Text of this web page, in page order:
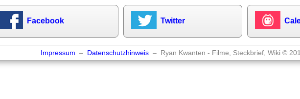
Facebook Twitter
Impressum – Datenschutzhinweis– Ryan Kwanten - Filme, Steckbrief, Wiki ©